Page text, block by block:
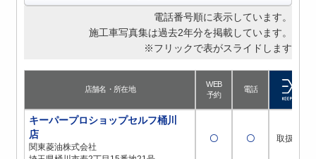
電話番号順に表示しています。
施工車写真集は過去2年分を掲載しています。
※フリックで表がスライドします
店舗名・所在地
WEB
予約
電話
キーパープロショップセルフ桶川
店
関東菱油株式会社
〇 〇 取扱店